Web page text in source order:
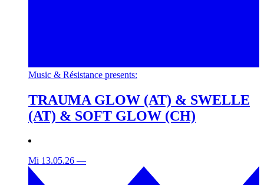
Music & Résistance presents:
TRAUMA GLOW (AT) & SWELLE
(AT) & SOFT GLOW (CH)
Mi 13.05.26 —